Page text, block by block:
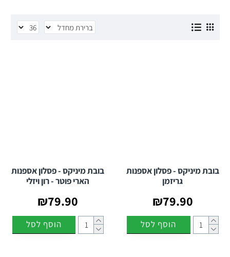
איכות ועמידות לאורך זמן.
בובת מיניקס - פסלון אספנות
גריזמן
₪79.90
הוסף לסל
בובת מיניקס - פסלון אספנות
הארי פוטר - רון ויזלי
₪79.90
הוסף לסל